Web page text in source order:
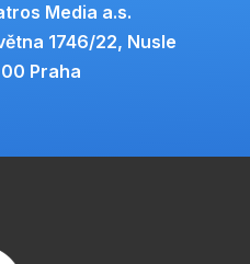
Media a.s.
1746/22, Nusle
Praha